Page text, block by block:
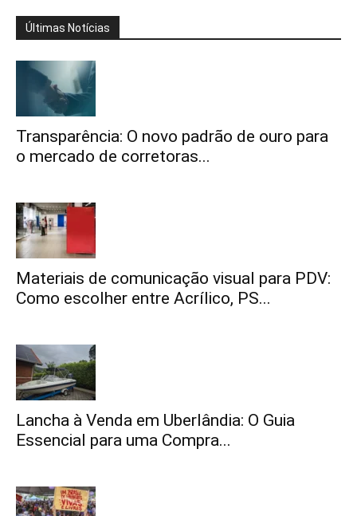
Últimas Notícias
Transparência: O novo padrão de ouro para
o mercado de corretoras...
Materiais de comunicação visual para PDV:
Como escolher entre Acrílico, PS...
Lancha à Venda em Uberlândia: O Guia
Essencial para uma Compra...